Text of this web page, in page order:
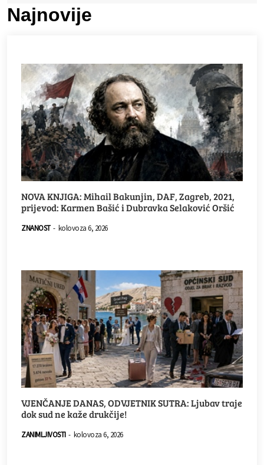
Najnovije
NOVA KNJIGA: Mihail Bakunjin, DAF, Zagreb, 2021,
prijevod: Karmen Bašić i Dubravka Selaković Oršić
ZNANOST - kolovoza 6, 2026
VJENČANJE DANAS, ODVJETNIK SUTRA: Ljubav traje
dok sud ne kaže drukčije!
ZANIMLJIVOSTI - kolovoza 6, 2026